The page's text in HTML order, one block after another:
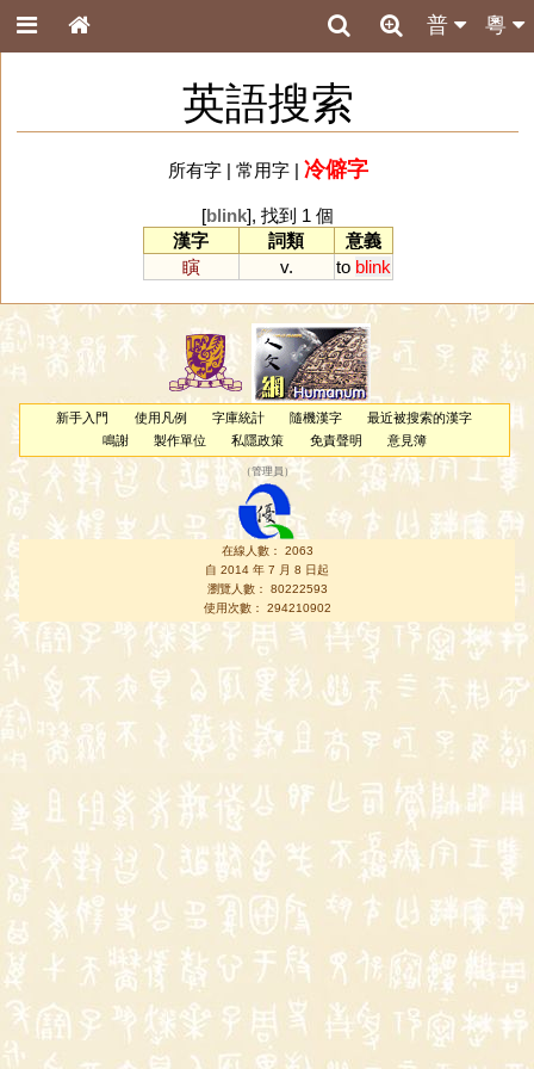
粵
普
英語搜索
所有字| 常用字| 冷僻字
[blink], 找到 1 個
漢字
詞類
意義
瞚
v. to blink
新手入門 使用凡例 字庫統計 隨機漢字
最近被搜索的漢字
鳴謝
製作單位 私隱政策 免責聲明 意見簿
（管理員 ）
在線人數： 2063
自 2014 年 7 月 8 日起
瀏覽人數： 80222593
使用次數： 294210902